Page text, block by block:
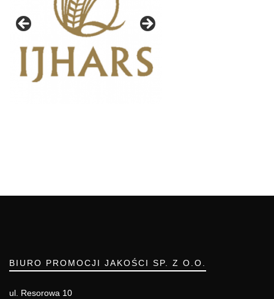
BIURO PROMOCJI JAKOŚCI SP. Z O.O.
ul. Resorowa 10